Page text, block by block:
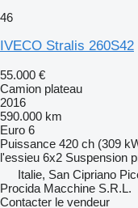
46
IVECO Stralis 260S42
55.000 €
Camion plateau
2016
590.000 km
Euro 6
Puissance 420 ch (309
l'essieu 6x2 Suspension
Italie, San Cipriano
Procida Macchine S.R.L.
Contacter le vendeur